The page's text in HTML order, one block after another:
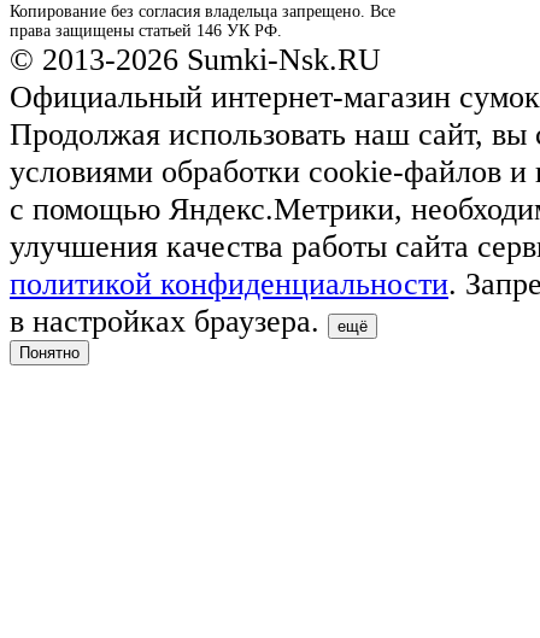
Копирование без согласия владельца запрещено. Все
права защищены статьей 146 УК РФ.
© 2013-2026 Sumki-Nsk.RU
Официальный интернет-магазин
Продолжая использовать наш сайт, вы
условиями обработки cookie-файлов и
с помощью Яндекс.Метрики,
улучшения качества работы сайта
политикой конфиденциальности.
в настройках браузера.
ещё
Понятно